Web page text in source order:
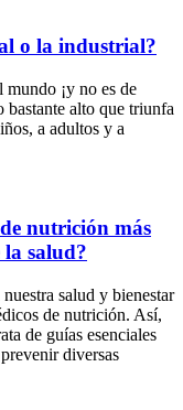
o la industrial?
mundo ¡y no es de
alto que triunfa
a adultos y a
nutrición más
la salud?
salud y bienestar
de nutrición. Así,
de guías esenciales
diversas